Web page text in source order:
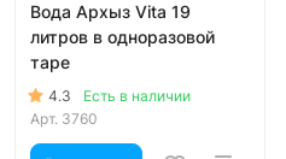
Вода Архыз Vita 19
литров в одноразовой
таре
4.3
Есть в наличии
Арт. 3760